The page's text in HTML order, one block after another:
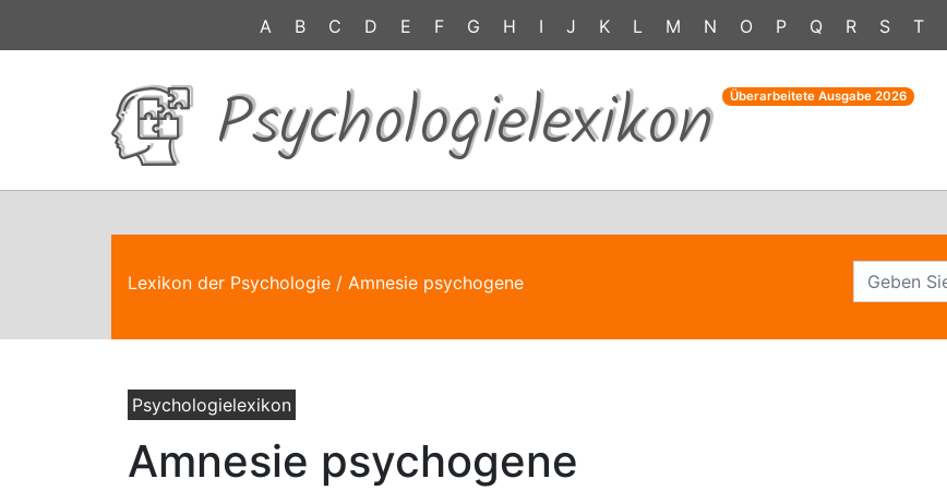
A B C D E F G H I J K L M N O P Q R S T
Psychologielexikon Überarbeitete Ausgabe 2026
Lexikon der Psychologie / Amnesie psychogene
Psychologielexikon
Amnesie psychogene